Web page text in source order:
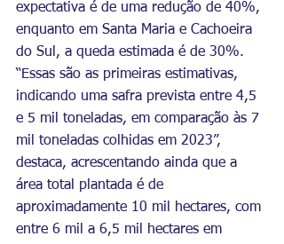
expectativa é de uma redução de 40%,
enquanto em Santa Maria e Cachoeira
do Sul, a queda estimada é de 30%.
“Essas são as primeiras estimativas,
indicando uma safra prevista entre 4,5
e 5 mil toneladas, em comparação às 7
mil toneladas colhidas em 2023”,
destaca, acrescentando ainda que a
área total plantada é de
aproximadamente 10 mil hectares, com
entre 6 mil a 6,5 mil hectares em